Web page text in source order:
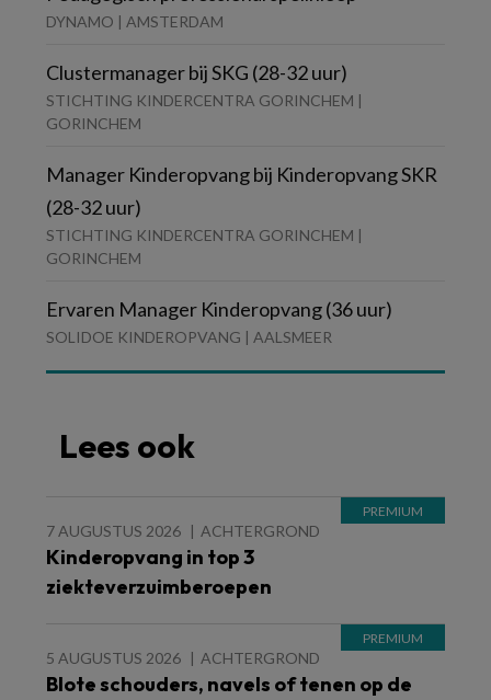
DYNAMO | AMSTERDAM
Clustermanager bij SKG (28-32 uur)
STICHTING KINDERCENTRA GORINCHEM |
GORINCHEM
Manager Kinderopvang bij Kinderopvang SKR
(28-32 uur)
STICHTING KINDERCENTRA GORINCHEM |
GORINCHEM
Ervaren Manager Kinderopvang (36 uur)
SOLIDOE KINDEROPVANG | AALSMEER
Lees ook
7 AUGUSTUS 2026 ACHTERGROND
Kinderopvang in top 3
ziekteverzuimberoepen
5 AUGUSTUS 2026 ACHTERGROND
Blote schouders, navels of tenen op de